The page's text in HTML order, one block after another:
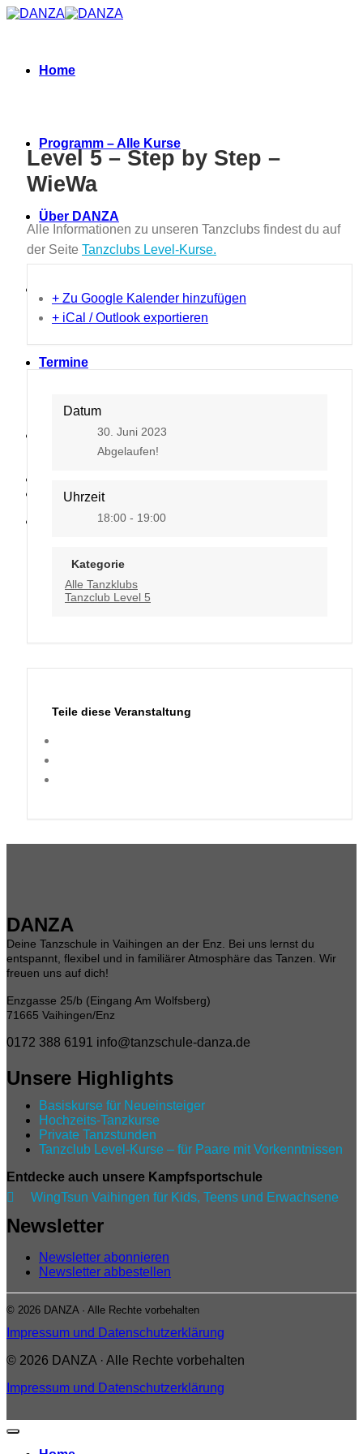
Zum
Home
Programm – Alle Kurse
Über DANZA
Termine
Level 5 – Step by Step –
WieWa
Alle Informationen zu unseren Tanzclubs findest du auf
der Seite Tanzclubs Level-Kurse.
+ Zu Google Kalender hinzufügen
+ iCal / Outlook exportieren
Datum
30. Juni 2023
Abgelaufen!
Uhrzeit
18:00 - 19:00
Kategorie
Alle Tanzklubs
Tanzclub Level 5
Teile diese Veranstaltung
DANZA
Deine Tanzschule in Vaihingen an der Enz. Bei uns lernst du
entspannt, flexibel und in familiärer Atmosphäre das Tanzen. Wir
freuen uns auf dich!
Enzgasse 25/b (Eingang Am Wolfsberg)
71665 Vaihingen/Enz
0172 388 6191 info@tanzschule-danza.de
Unsere Highlights
Basiskurse für Neueinsteiger
Hochzeits-Tanzkurse
Private Tanzstunden
Tanzclub Level‑Kurse – für Paare mit Vorkenntnissen
Entdecke auch unsere Kampfsportschule

WingTsun Vaihingen für Kids, Teens und Erwachsene
Newsletter
Newsletter abonnieren
Newsletter abbestellen
© 2026 DANZA · Alle Rechte vorbehalten
Impressum und Datenschutzerklärung
© 2026 DANZA · Alle Rechte vorbehalten
Impressum und Datenschutzerklärung